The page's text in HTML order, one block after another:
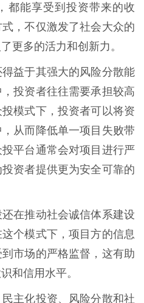
都能享受到投资带来的收
，不仅激发了社会大众的
更多的活力和创新力。
益于其强大的风险分散能
投资者往往需要承担较高
模式下，投资者可以将资
从而降低单一项目失败带
平台通常会对项目进行严
资者提供更为安全可靠的
在推动社会诚信体系建设
个模式下，项目方的信息
市场的严格监督，这有助
和信用水平。
主化投资、风险分散和社